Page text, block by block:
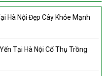
Hà Nội Đẹp Cây Khỏe Mạnh
Tại Hà Nội Cổ Thụ Trồng